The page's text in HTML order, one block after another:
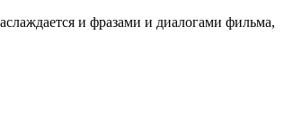
и фразами и диалогами фильма,